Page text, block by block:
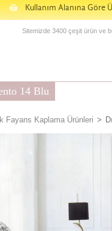
Kullanım Alanına Göre
S
Sitemizde 3400 çeşit ürün ve
14 Blu
Fayans Kaplama Ürünleri >